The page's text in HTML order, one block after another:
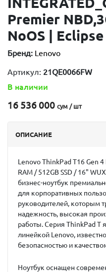
Premier
NoOS |
Бренд: Lenovo
Артикул: 21QE0066FW
В наличии
16 536 000 сум / шт
ОПИСАНИЕ
Lenovo ThinkPad T16 Gen
RAM / 512GB SSD / 16"
бизнес-ноутбук
для корпоративных
руководителей, которым
надежность, высокая
работы. Серия ThinkPad T
линейкой Lenovo,
безопасностью и
Ноутбук оснащен